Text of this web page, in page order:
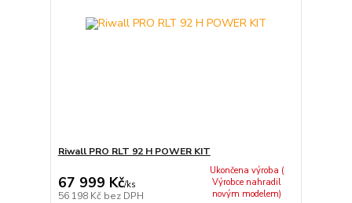
Riwall PRO RLT 92 H POWER KIT
67 999 Kč/ks
56 198 Kč bez DPH
Ukončena výroba (
Výrobce nahradil
novým modelem)